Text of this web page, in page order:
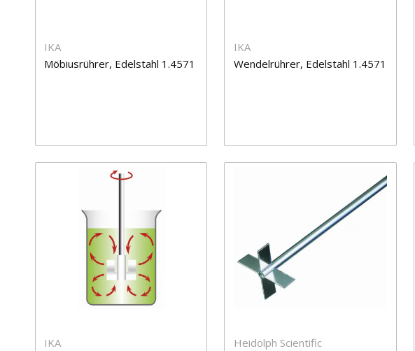
IKA
Möbiusrührer, Edelstahl 1.4571
IKA
Wendelrührer, Edelstahl 1.4571
IKA
Heidolph Scientific